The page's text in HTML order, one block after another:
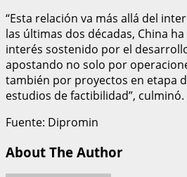
“Esta relación va más allá del
las últimas dos décadas, China
interés sostenido por el
apostando no solo por
también por proyectos en etapa
estudios de factibilidad”, culminó.
Fuente: Dipromin
About The Author